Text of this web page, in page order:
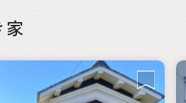
家